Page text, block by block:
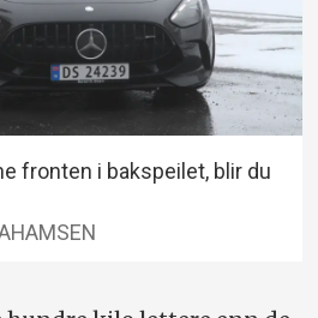
fronten i bakspeilet, blir du